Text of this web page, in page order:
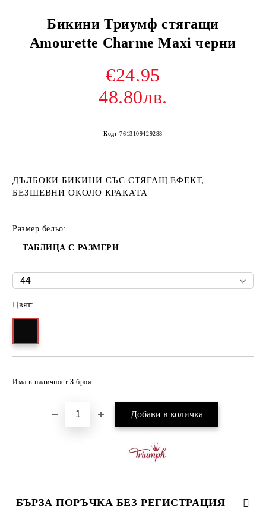
Бикини Триумф стягащи
Amourette Charme Maxi черни
€24.95
48.80лв.
Код: 7613109429288
ДЪЛБОКИ БИКИНИ СЪС СТЯГАЩ ЕФЕКТ,
БЕЗШЕВНИ ОКОЛО КРАКАТА
Размер бельо:
ТАБЛИЦА С РАЗМЕРИ
Цвят:
Има в наличност 3 броя
БЪРЗА ПОРЪЧКА БЕЗ РЕГИСТРАЦИЯ